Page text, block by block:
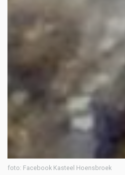
foto: Facebook Kasteel Hoensbroek